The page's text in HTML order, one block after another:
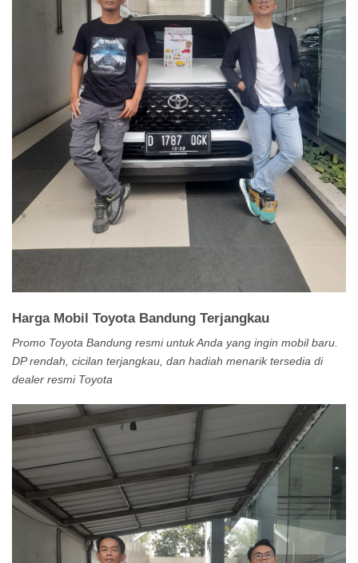
Harga Mobil Toyota Bandung Terjangkau
Promo Toyota Bandung resmi untuk Anda yang ingin mobil baru.
DP rendah, cicilan terjangkau, dan hadiah menarik tersedia di
dealer resmi Toyota